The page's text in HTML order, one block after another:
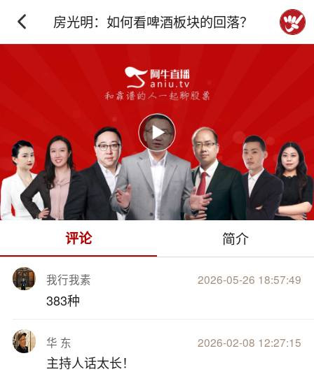
房光明：如何看啤酒板块的回落？
评论 简介
我行我素 2026-05-26 18:57:49
383种
华 东 2026-02-08 12:27:15
主持人话太长！